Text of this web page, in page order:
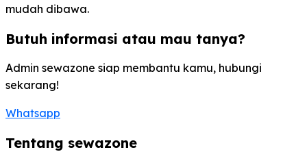
mudah dibawa.
Butuh informasi atau mau tanya?
Admin sewazone siap membantu kamu, hubungi
sekarang!
Whatsapp
Tentang sewazone